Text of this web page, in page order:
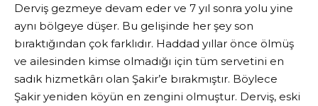
Derviş gezmeye devam eder ve 7 yıl sonra yolu yine
aynı bölgeye düşer. Bu gelişinde her şey son
bıraktığından çok farklıdır. Haddad yıllar önce ölmüş
ve ailesinden kimse olmadığı için tüm servetini en
sadık hizmetkârı olan Şakir’e bırakmıştır. Böylece
Şakir yeniden köyün en zengini olmuştur. Derviş, eski